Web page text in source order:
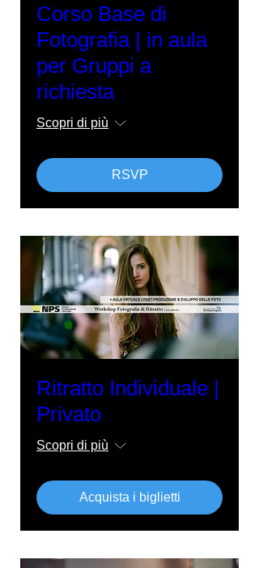
Corso Base di
Fotografia | in aula
per Gruppi a
richiesta
Scopri di più
RSVP
Ritratto Individuale |
Privato
Scopri di più
Acquista i biglietti